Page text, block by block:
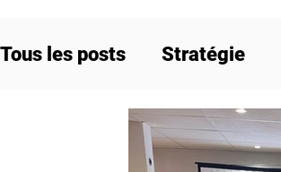
Tous les posts Stratégie
Labels et réglementation